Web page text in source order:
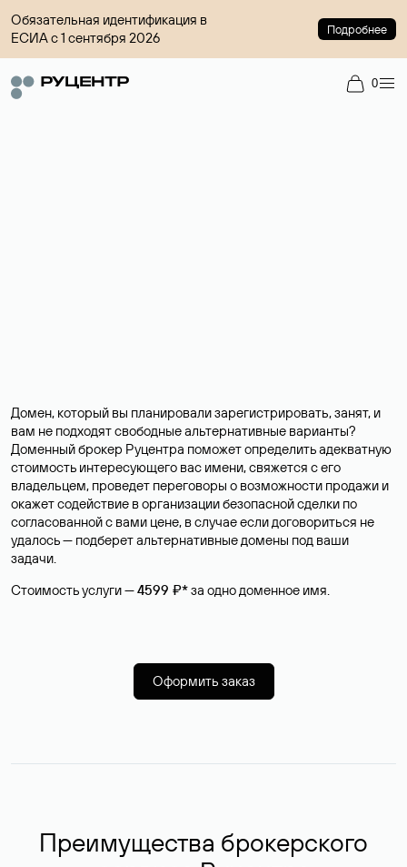
Обязательная идентификация в
ЕСИА с 1 сентября 2026
Подробнее
0
Домен, который вы планировали зарегистрировать, занят, и
вам не подходят свободные альтернативные варианты?
Доменный брокер Руцентра поможет определить адекватную
стоимость интересующего вас имени, свяжется с его
владельцем, проведет переговоры о возможности продажи и
окажет содействие в организации безопасной сделки по
согласованной с вами цене, в случае если договориться не
удалось — подберет альтернативные домены под ваши
задачи.
Стоимость услуги —4599 ₽*за одно доменное имя.
Оформить заказ
Преимущества брокерского